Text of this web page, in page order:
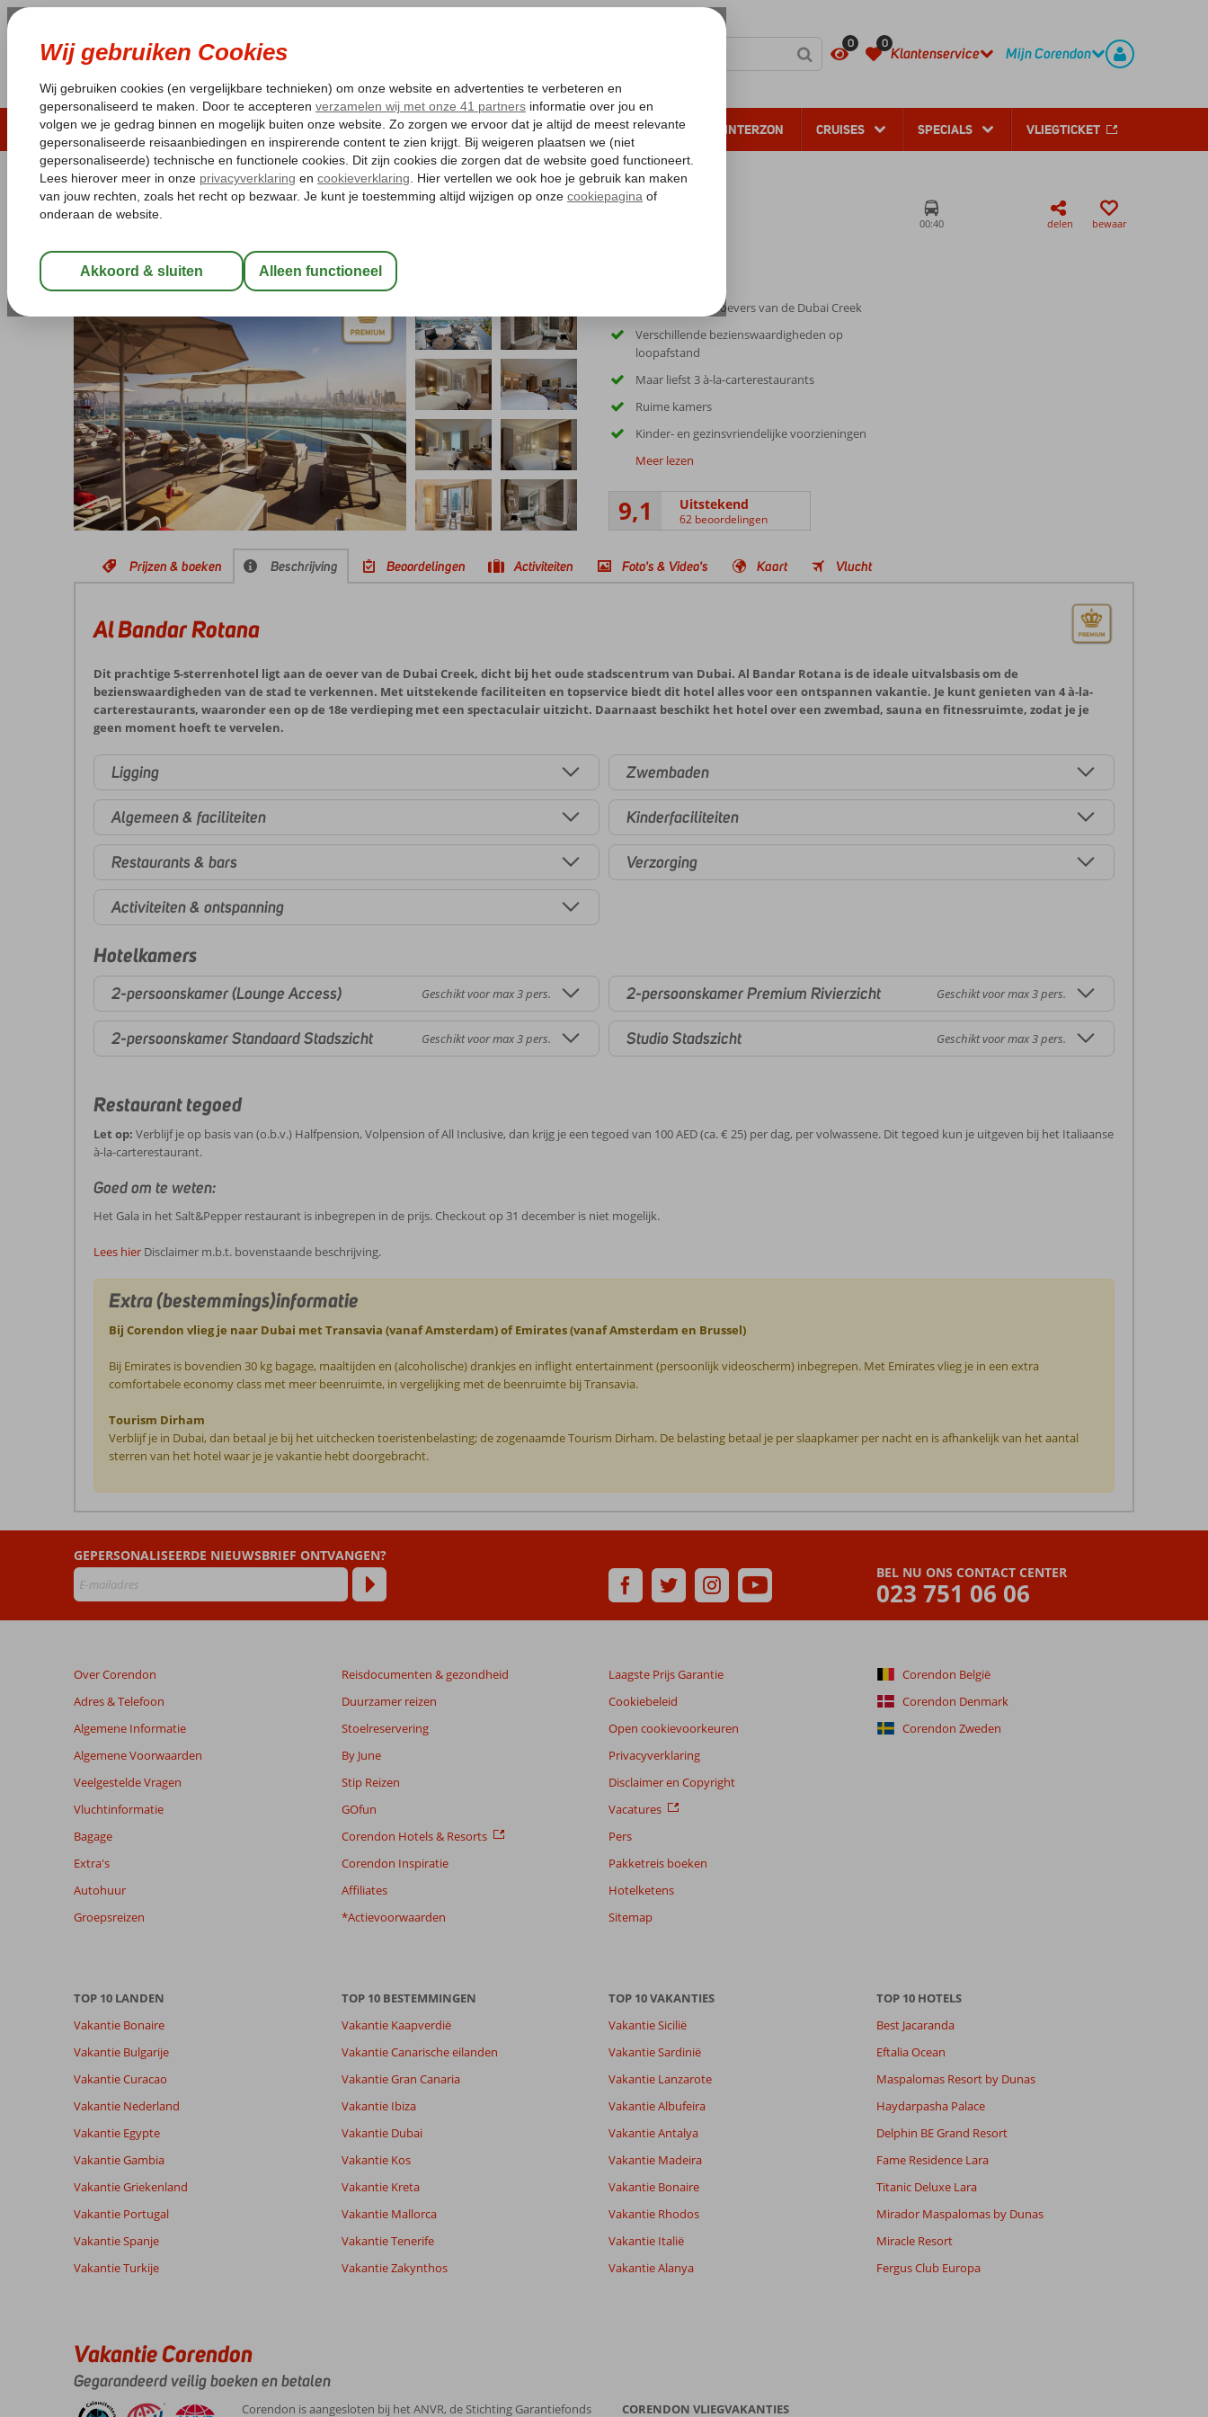
0 0
Klantenservice Mijn Corendon
LAST MINUTE ZOMER 2026 ZONVAKANTIE VERRE REIZEN ALL INCLUSIVE WINTERZON CRUISES SPECIALS VLIEGTICKET
Pakketgarantie Laagsteprijsgarantie* Gratis annuleren*
Home
Verenigde Arabische Emiraten
Al Bandar Rotana
Logies en ontbijt-Hotel
00:40 delen bewaar
Gelegen aan de oevers van de Dubai Creek
Verschillende bezienswaardigheden op
loopafstand
Maar liefst 3 à-la-carterestaurants
Ruime kamers
Kinder- en gezinsvriendelijke voorzieningen
Meer lezen
9,1 Uitstekend
62 beoordelingen
Prijzen & boeken Beschrijving Beoordelingen Activiteiten Foto's & Video's Kaart Vlucht
Al Bandar Rotana
Dit prachtige 5-sterrenhotel ligt aan de oever van de Dubai Creek, dicht bij het oude stadscentrum van Dubai. Al Bandar Rotana is de ideale uitvalsbasis om de
bezienswaardigheden van de stad te verkennen. Met uitstekende faciliteiten en topservice biedt dit hotel alles voor een ontspannen vakantie. Je kunt genieten van 4 à-la-
carterestaurants, waaronder een op de 18e verdieping met een spectaculair uitzicht. Daarnaast beschikt het hotel over een zwembad, sauna en fitnessruimte, zodat je je
geen moment hoeft te vervelen.
Ligging
Algemeen & faciliteiten
Restaurants & bars
Activiteiten & ontspanning
Zwembaden
Kinderfaciliteiten
Verzorging
Hotelkamers
2-persoonskamer (Lounge Access) Geschikt voor max 3 pers.
2-persoonskamer Standaard Stadszicht Geschikt voor max 3 pers.
2-persoonskamer Premium Rivierzicht Geschikt voor max 3 pers.
Studio Stadszicht Geschikt voor max 3 pers.
Restaurant tegoed
Let op: Verblijf je op basis van (o.b.v.) Halfpension, Volpension of All Inclusive, dan krijg je een tegoed van 100 AED (ca. € 25) per dag, per volwassene. Dit tegoed kun je uitgeven bij het Italiaanse
à-la-carterestaurant.
Goed om te weten:
Het Gala in het Salt&Pepper restaurant is inbegrepen in de prijs. Checkout op 31 december is niet mogelijk.
Lees hier Disclaimer m.b.t. bovenstaande beschrijving.
Extra (bestemmings)informatie
Bij Corendon vlieg je naar Dubai met Transavia (vanaf Amsterdam) of Emirates (vanaf Amsterdam en Brussel)
Bij Emirates is bovendien 30 kg bagage, maaltijden en (alcoholische) drankjes en inflight entertainment (persoonlijk videoscherm) inbegrepen. Met Emirates vlieg je in een extra
comfortabele economy class met meer beenruimte, in vergelijking met de beenruimte bij Transavia.
Tourism Dirham
Verblijf je in Dubai, dan betaal je bij het uitchecken toeristenbelasting; de zogenaamde Tourism Dirham. De belasting betaal je per slaapkamer per nacht en is afhankelijk van het aantal
sterren van het hotel waar je je vakantie hebt doorgebracht.
door
klanten
in
Al
Rotana
Beoordelingen
ouder
niet
de
van
de
beoordelingen
te
Meer
info
onze
beoordelingen.
9,1
van onze
BEL NU ONS CONTACT CENTER
023 751 06 06
GEPERSONALISEERDE NIEUWSBRIEF ONTVANGEN?
Over Corendon
Adres & Telefoon
Algemene Informatie
Algemene Voorwaarden
Veelgestelde Vragen
Vluchtinformatie
Bagage
Extra's
Autohuur
Groepsreizen
Reisdocumenten & gezondheid
Duurzamer reizen
Stoelreservering
By June
Stip Reizen
GOfun
Corendon Hotels & Resorts
Corendon Inspiratie
Affiliates
*Actievoorwaarden
Laagste Prijs Garantie
Cookiebeleid
Open cookievoorkeuren
Privacyverklaring
Disclaimer en Copyright
Vacatures
Pers
Pakketreis boeken
Hotelketens
Sitemap
Corendon België
Corendon Denmark
Corendon Zweden
TOP 10 LANDEN
Vakantie Bonaire
Vakantie Bulgarije
Vakantie Curacao
Vakantie Nederland
Vakantie Egypte
Vakantie Gambia
Vakantie Griekenland
Vakantie Portugal
Vakantie Spanje
Vakantie Turkije
TOP 10 BESTEMMINGEN
Vakantie Kaapverdië
Vakantie Canarische eilanden
Vakantie Gran Canaria
Vakantie Ibiza
Vakantie Dubai
Vakantie Kos
Vakantie Kreta
Vakantie Mallorca
Vakantie Tenerife
Vakantie Zakynthos
TOP 10 VAKANTIES
Vakantie Sicilië
Vakantie Sardinië
Vakantie Lanzarote
Vakantie Albufeira
Vakantie Antalya
Vakantie Madeira
Vakantie Bonaire
Vakantie Rhodos
Vakantie Italië
Vakantie Alanya
TOP 10 HOTELS
Best Jacaranda
Eftalia Ocean
Maspalomas Resort by Dunas
Haydarpasha Palace
Delphin BE Grand Resort
Fame Residence Lara
Titanic Deluxe Lara
Mirador Maspalomas by Dunas
Miracle Resort
Fergus Club Europa
Vakantie Corendon
Gegarandeerd veilig boeken en betalen
Corendon is aangesloten bij het ANVR, de Stichting Garantiefonds CORENDON VLIEGVAKANTIES